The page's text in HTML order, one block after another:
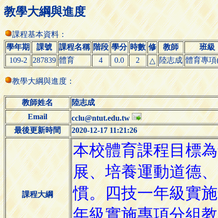
教學大綱與進度
課程基本資料：
學年期
課號 課程名稱 階段 學分 時數 修 教師
班級
109-2
287839 體育 4 0.0 2 △ 陸志成 體育專項
教學大綱與進度：
教師姓名
陸志成
Email
cclu@ntut.edu.tw
最後更新時間
2020-12-17 11:21:26
課程大綱